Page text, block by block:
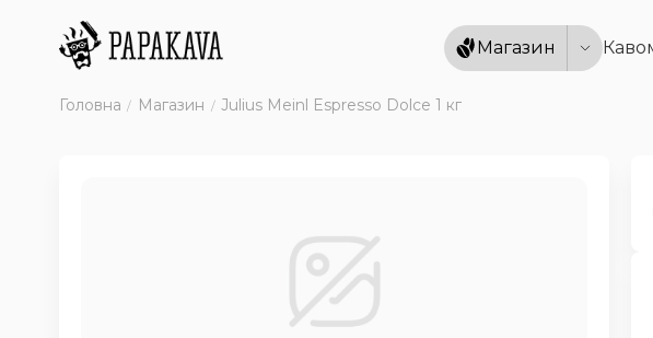
Магазин
Головна Магазин Julius Meinl Espresso Dolce 1 кг